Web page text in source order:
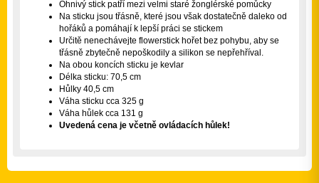
Ohnivý stick patří mezi velmi staré žonglérské pomůcky
Na sticku jsou třásně, které jsou však dostatečně daleko od
hořáků a pomáhají k lepší práci se stickem
Určitě nenechávejte flowerstick hořet bez pohybu, aby se
třásně zbytečně nepoškodily a silikon se nepřehříval.
Na obou koncích sticku je kevlar
Délka sticku: 70,5 cm
Hůlky 40,5 cm
Váha sticku cca 325 g
Váha hůlek cca 131 g
Uvedená cena je včetně ovládacích hůlek!